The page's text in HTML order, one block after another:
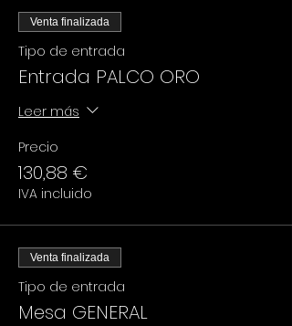
Venta finalizada
Tipo de entrada
Entrada PALCO ORO
Leer más
Precio
130,88 €
IVA incluido
Venta finalizada
Tipo de entrada
Mesa GENERAL